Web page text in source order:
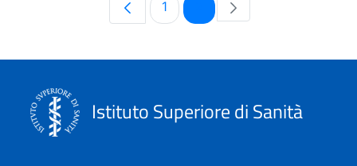
Pagina
1 Pagina
Istituto Superiore di Sanità